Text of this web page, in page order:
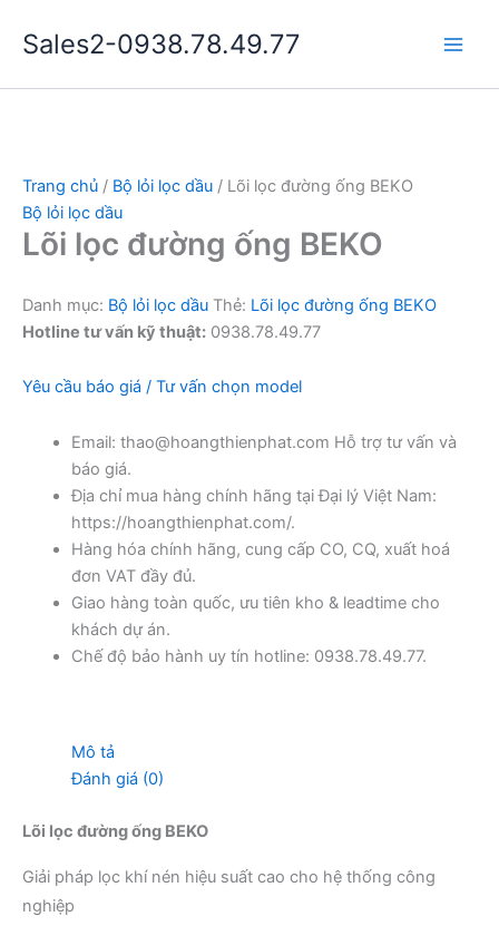
dung
Sales2-0938.78.49.77
Trang chủ / Bộ lỏi lọc dầu / Lõi lọc đường ống BEKO
Bộ lỏi lọc dầu
Lõi lọc đường ống BEKO
Danh mục: Bộ lỏi lọc dầu Thẻ: Lõi lọc đường ống BEKO
Hotline tư vấn kỹ thuật: 0938.78.49.77
Yêu cầu báo giá / Tư vấn chọn model
Email: thao@hoangthienphat.com Hỗ trợ tư vấn và
báo giá.
Địa chỉ mua hàng chính hãng tại Đại lý Việt Nam:
https://hoangthienphat.com/.
Hàng hóa chính hãng, cung cấp CO, CQ, xuất hoá
đơn VAT đầy đủ.
Giao hàng toàn quốc, ưu tiên kho & leadtime cho
khách dự án.
Chế độ bảo hành uy tín hotline: 0938.78.49.77.
Mô tả
Đánh giá (0)
Lõi lọc đường ống BEKO
Giải pháp lọc khí nén hiệu suất cao cho hệ thống công
nghiệp